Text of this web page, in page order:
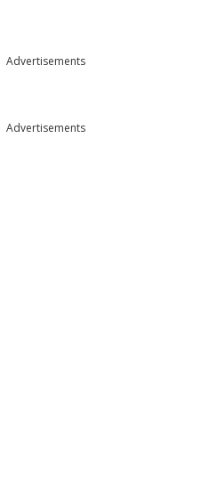
Advertisements
Advertisements